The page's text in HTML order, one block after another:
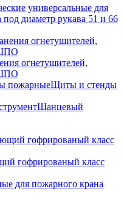
универсальные для
диаметр рукава 51 и 66
огнетушителей,
Щиты и стенды
Шанцевый
гофрированый класс